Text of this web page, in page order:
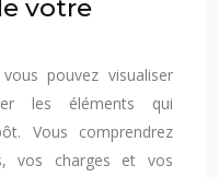
votre
pouvez visualiser
les éléments qui
Vous comprendrez
vos charges et vos